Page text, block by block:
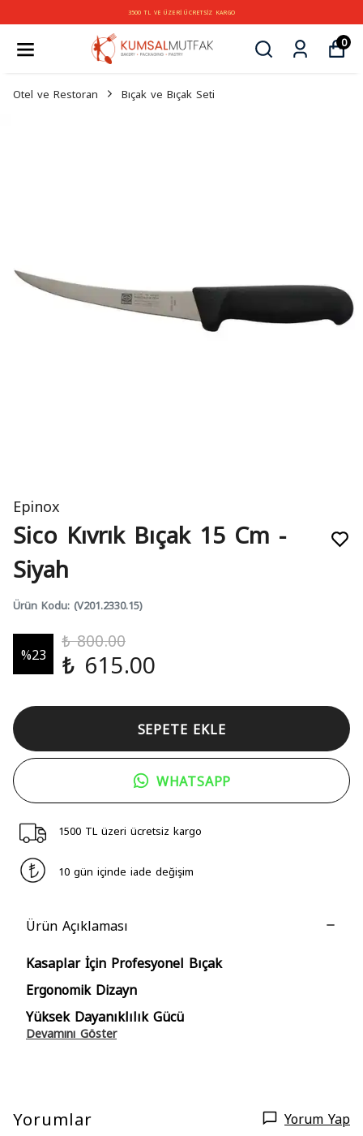
3500 TL VE ÜZERİ ÜCRETSİZ KARGO
0
Otel ve Restoran Bıçak ve Bıçak Seti
Epinox
Sico Kıvrık Bıçak 15 Cm -
Siyah
Ürün Kodu: (V201.2330.15)
%23
₺ 800.00
₺ 615.00
SEPETE EKLE
WHATSAPP
1500 TL üzeri ücretsiz kargo
10 gün içinde iade değişim
Ürün Açıklaması
Kasaplar İçin Profesyonel Bıçak
Ergonomik Dizayn
Yüksek Dayanıklılık Gücü
Devamını Göster
Yorumlar Yorum Yap